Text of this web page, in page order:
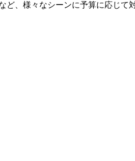
ど、様々なシーンに予算に応じて